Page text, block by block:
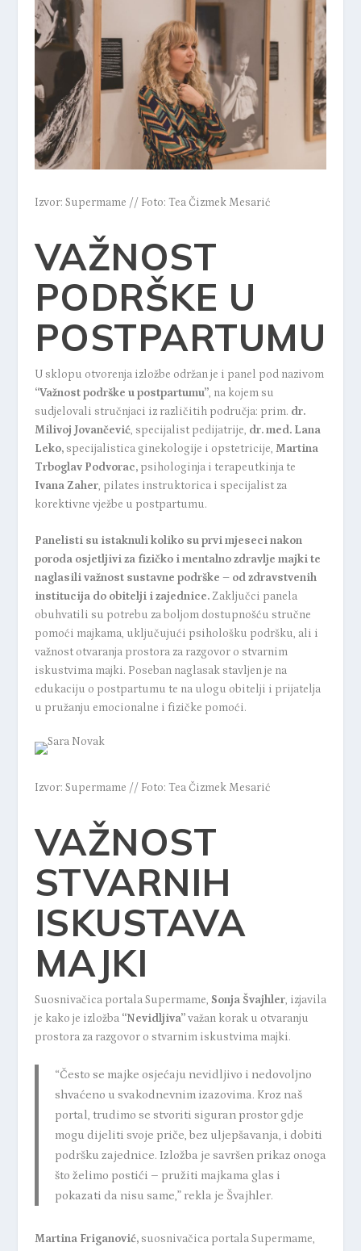
Izvor: Supermame // Foto: Tea Čizmek Mesarić
VAŽNOST
PODRŠKE U
POSTPARTUMU
U sklopu otvorenja izložbe održan je i panel pod nazivom
“Važnost podrške u postpartumu”, na kojem su
sudjelovali stručnjaci iz različitih područja: prim. dr.
Milivoj Jovančević, specijalist pedijatrije, dr. med. Lana
Leko,specijalistica ginekologije i opstetricije, Martina
Trboglav Podvorac,psihologinja i terapeutkinja te
Ivana Zaher, pilates instruktorica i specijalist za
korektivne vježbe u postpartumu.
Panelisti su istaknuli koliko su prvi mjeseci nakon
poroda osjetljivi za fizičko i mentalno zdravlje majki te
naglasili važnost sustavne podrške – od zdravstvenih
institucija do obitelji i zajednice.Zaključci panela
obuhvatili su potrebu za boljom dostupnošću stručne
pomoći majkama, uključujući psihološku podršku, ali i
važnost otvaranja prostora za razgovor o stvarnim
iskustvima majki. Poseban naglasak stavljen je na
edukaciju o postpartumu te na ulogu obitelji i prijatelja
u pružanju emocionalne i fizičke pomoći.
Izvor: Supermame // Foto: Tea Čizmek Mesarić
VAŽNOST
STVARNIH
ISKUSTAVA
MAJKI
Suosnivačica portala Supermame, Sonja Švajhler, izjavila
je kako je izložba “Nevidljiva”važan korak u otvaranju
prostora za razgovor o stvarnim iskustvima majki.
“Često se majke osjećaju nevidljivo i nedovoljno
shvaćeno u svakodnevnim izazovima. Kroz naš
portal, trudimo se stvoriti siguran prostor gdje
mogu dijeliti svoje priče, bez uljepšavanja, i dobiti
podršku zajednice. Izložba je savršen prikaz onoga
što želimo postići – pružiti majkama glas i
pokazati da nisu same,” rekla je Švajhler.
Martina Friganović,suosnivačica portala Supermame,